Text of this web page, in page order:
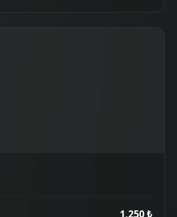
1,250 ₺